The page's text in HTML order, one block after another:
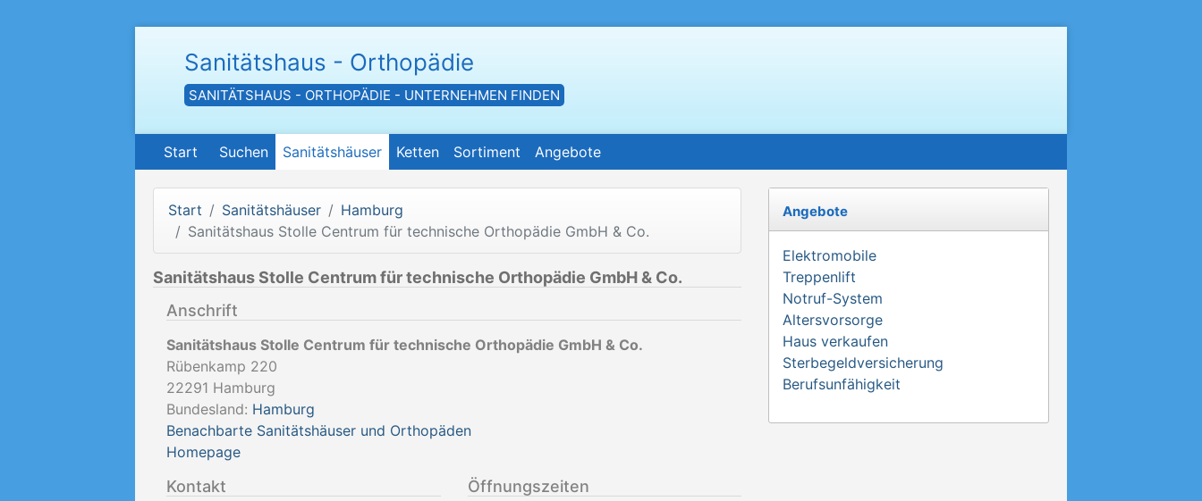
Sanitätshaus - Orthopädie
SANITÄTSHAUS - ORTHOPÄDIE - UNTERNEHMEN FINDEN
Start Suchen Sanitätshäuser Ketten Sortiment Angebote
Start Sanitätshäuser
Hamburg
Sanitätshaus Stolle Centrum für technische Orthopädie GmbH & Co.
Sanitätshaus Stolle Centrum für technische Orthopädie GmbH & Co.
Anschrift
Sanitätshaus Stolle Centrum für technische Orthopädie GmbH & Co.
Rübenkamp 220
22291 Hamburg
Bundesland: Hamburg
Benachbarte Sanitätshäuser und Orthopäden
Homepage
Kontakt Öffnungszeiten
Angebote
Elektromobile
Treppenlift
Notruf-System
Altersvorsorge
Haus verkaufen
Sterbegeldversicherung
Berufsunfähigkeit